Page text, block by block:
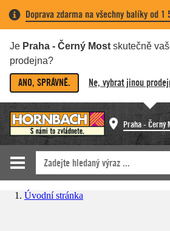
Doprava zdarma na všechny balíky od 1
Je Praha - Černý Most skutečně
prodejna?
ANO, SPRÁVNĚ. Ne, vybrat jinou
Praha - Černý
Úvodní stránka